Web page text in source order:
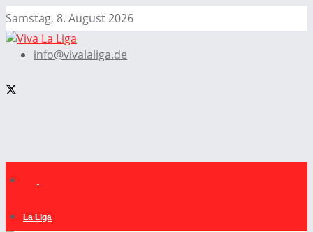
Samstag, 8. August 2026
info@vivalaliga.de
La Liga